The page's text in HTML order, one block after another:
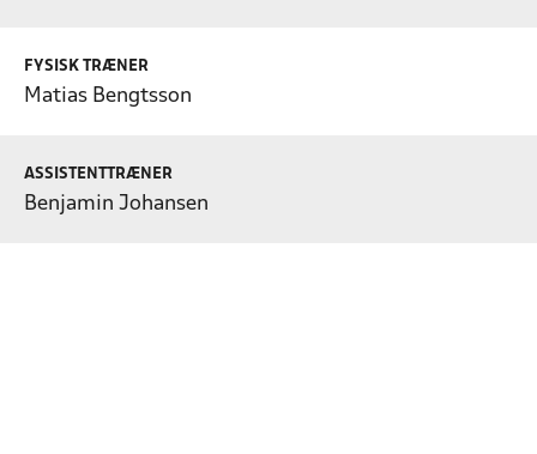
FYSISK TRÆNER
Matias Bengtsson
ASSISTENTTRÆNER
Benjamin Johansen